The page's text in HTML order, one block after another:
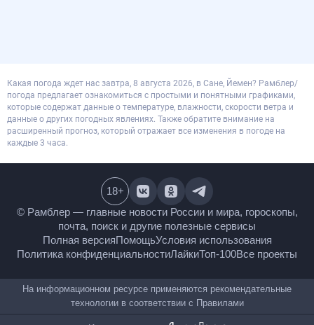
Какая погода ждет нас завтра, 8 августа 2026, в Сане, Йемен? Рамблер/
погода предлагает ознакомиться с простыми и понятными графиками,
которые содержат данные о температуре, влажности, скорости ветра и
данные о других погодных явлениях. Также обратите внимание на
расширенный прогноз, который отражает все изменения в погоде на
каждые 3 часа.
© Рамблер — главные новости России и мира,
гороскопы, почта, поиск и другие полезные сервисы
Полная версияПомощьУсловия использования
Политика конфиденциальностиЛайкиТоп-100
18+
На информационном ресурсе применяются
рекомендательные технологии в соответствии сПравилами